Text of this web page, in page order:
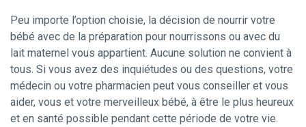
Peu importe l’option choisie, la décision de nourrir votre
bébé avec de la préparation pour nourrissons ou avec du
lait maternel vous appartient. Aucune solution ne convient à
tous. Si vous avez des inquiétudes ou des questions, votre
médecin ou votre pharmacien peut vous conseiller et vous
aider, vous et votre merveilleux bébé, à être le plus heureux
et en santé possible pendant cette période de votre vie.